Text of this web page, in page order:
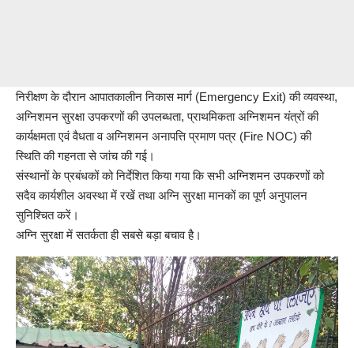
निरीक्षण के दौरान आपातकालीन निकास मार्ग (Emergency Exit) की व्यवस्था,
अग्निशमन सुरक्षा उपकरणों की उपलब्धता, प्राथमिकता अग्निशमन यंत्रों की
कार्यक्षमता एवं वैधता व अग्निशमन अनापत्ति प्रमाण पत्र (Fire NOC) की
स्थिति की गहनता से जांच की गई।
संस्थानों के प्रबंधकों को निर्देशित किया गया कि सभी अग्निशमन उपकरणों को
सदैव कार्यशील अवस्था में रखें तथा अग्नि सुरक्षा मानकों का पूर्ण अनुपालन
सुनिश्चित करें।
अग्नि सुरक्षा में सतर्कता ही सबसे बड़ा बचाव है।